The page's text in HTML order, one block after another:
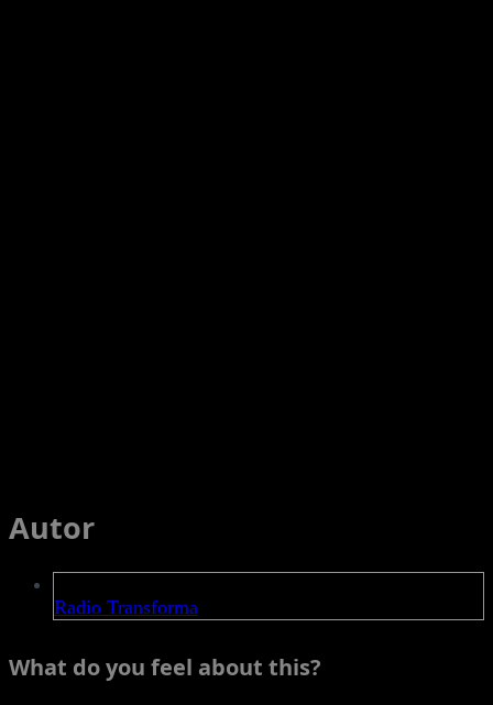
Autor
Radio Transforma
What do you feel about this?